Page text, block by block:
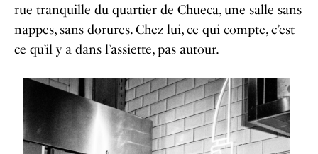
rue tranquille du quartier de Chueca, une salle sans
nappes, sans dorures. Chez lui, ce qui compte, c’est
ce qu’il y a dans l’assiette, pas autour.